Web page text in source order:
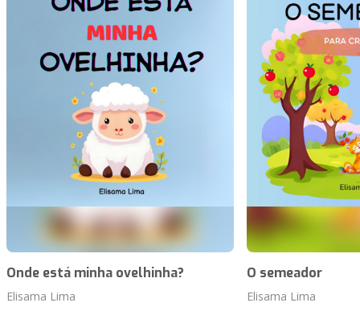
Onde está minha ovelhinha?
Elisama Lima
O semeador
Elisama Lima